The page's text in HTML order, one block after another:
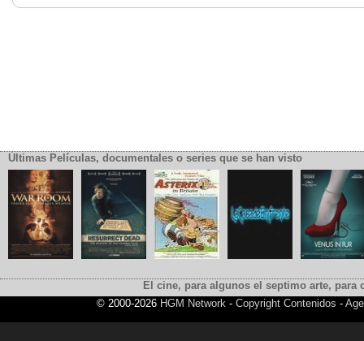
Últimas Películas, documentales o series que se han visto
El cine, para algunos el septimo arte,
© 2000-2026 HGM Network- Copyright Contenidos -